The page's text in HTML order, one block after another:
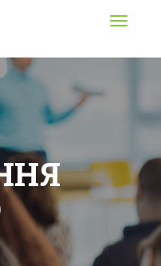
Toggle